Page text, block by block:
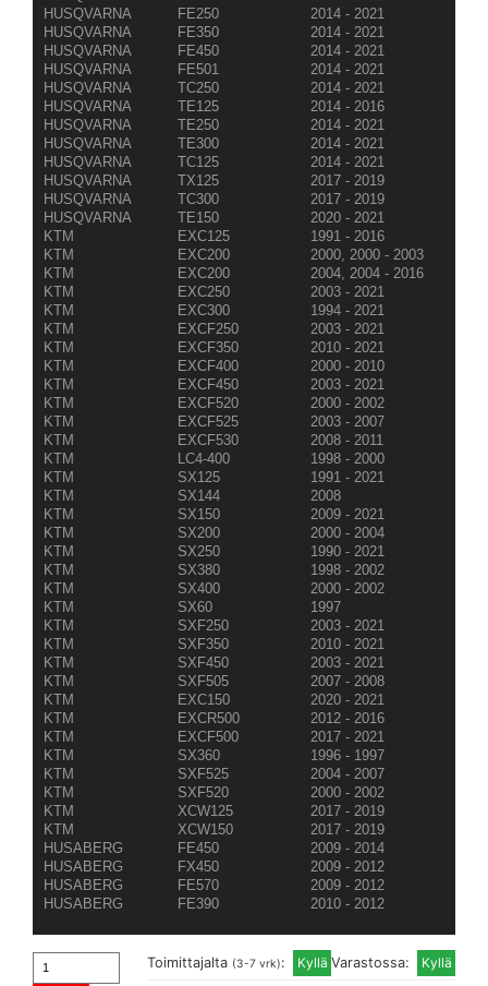
HUSQVARNA
FE250
2014 - 2021
HUSQVARNA
FE350
2014 - 2021
HUSQVARNA
FE450
2014 - 2021
HUSQVARNA
FE501
2014 - 2021
HUSQVARNA
TC250
2014 - 2021
HUSQVARNA
TE125
2014 - 2016
HUSQVARNA
TE250
2014 - 2021
HUSQVARNA
TE300
2014 - 2021
HUSQVARNA
TC125
2014 - 2021
HUSQVARNA
TX125
2017 - 2019
HUSQVARNA
TC300
2017 - 2019
HUSQVARNA
TE150
2020 - 2021
KTM
EXC125
1991 - 2016
KTM
EXC200
2000, 2000 - 2003
KTM
EXC200
2004, 2004 - 2016
KTM
EXC250
2003 - 2021
KTM
EXC300
1994 - 2021
KTM
EXCF250
2003 - 2021
KTM
EXCF350
2010 - 2021
KTM
EXCF400
2000 - 2010
KTM
EXCF450
2003 - 2021
KTM
EXCF520
2000 - 2002
KTM
EXCF525
2003 - 2007
KTM
EXCF530
2008 - 2011
KTM
LC4-400
1998 - 2000
KTM
SX125
1991 - 2021
KTM
SX144
2008
KTM
SX150
2009 - 2021
KTM
SX200
2000 - 2004
KTM
SX250
1990 - 2021
KTM
SX380
1998 - 2002
KTM
SX400
2000 - 2002
KTM
SX60
1997
KTM
SXF250
2003 - 2021
KTM
SXF350
2010 - 2021
KTM
SXF450
2003 - 2021
KTM
SXF505
2007 - 2008
KTM
EXC150
2020 - 2021
KTM
EXCR500
2012 - 2016
KTM
EXCF500
2017 - 2021
KTM
SX360
1996 - 1997
KTM
SXF525
2004 - 2007
KTM
SXF520
2000 - 2002
KTM
XCW125
2017 - 2019
KTM
XCW150
2017 - 2019
HUSABERG
FE450
2009 - 2014
HUSABERG
FX450
2009 - 2012
HUSABERG
FE570
2009 - 2012
HUSABERG
FE390 2010 - 2012
Varastossa:
Toimittajalta (3-7 vrk):